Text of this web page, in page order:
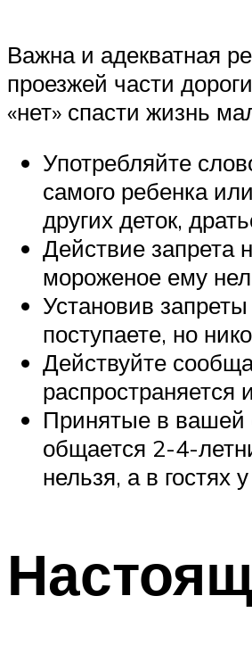
Важна и адекватная
проезжей части
«нет» спасти жизнь
Употребляйте
самого ребенка
других деток,
Действие запрета
мороженое ему
Установив
поступаете, но
Действуйте
распространяется
Принятые в вашей
общается 2-4-
нельзя, а в гостях